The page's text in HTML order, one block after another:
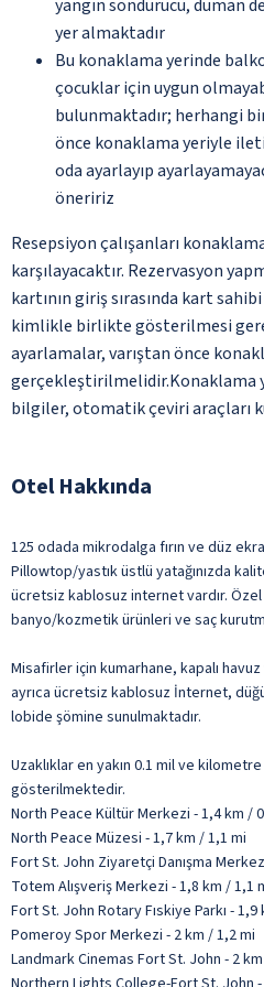
yangın söndürücü, duman
yer almaktadır
Bu konaklama yerinde
çocuklar için uygun
bulunmaktadır; herhangi
önce konaklama yeriyle
oda ayarlayıp
öneririz
Resepsiyon çalışanları
karşılayacaktır. Rezervasyon
kartının giriş sırasında kart
kimlikle birlikte gösterilmesi
ayarlamalar, varıştan önce
gerçekleştirilmelidir.Konaklama
bilgiler, otomatik çeviri araçları
Otel Hakkında
125 odada mikrodalga fırın ve düz
Pillowtop/yastık üstlü yatağınızda
ücretsiz kablosuz internet vardır.
banyo/kozmetik ürünleri ve saç
Misafirler için kumarhane, kapalı
ayrıca ücretsiz kablosuz İnternet,
lobide şömine sunulmaktadır.
Uzaklıklar en yakın 0.1 mil ve
gösterilmektedir.
North Peace Kültür Merkezi - 1,4 km /
North Peace Müzesi - 1,7 km / 1,1 mi
Fort St. John Ziyaretçi Danışma
Totem Alışveriş Merkezi - 1,8 km / 1,1
Fort St. John Rotary Fıskiye Parkı - 1,9
Pomeroy Spor Merkezi - 2 km / 1,2 mi
Landmark Cinemas Fort St. John - 2